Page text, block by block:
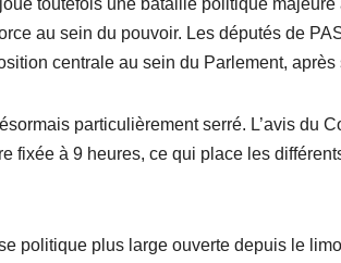
toutefois une bataille politique
au sein du pouvoir. Les députés de
centrale au sein du Parlement,
particulièrement serré. L’avis du
fixée à 9 heures, ce qui place les
politique plus large ouverte depuis le